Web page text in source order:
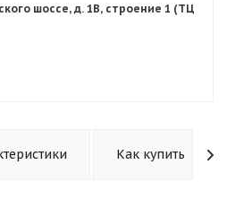
шоссе, д. 1В, строение 1 (ТЦ
Как купить